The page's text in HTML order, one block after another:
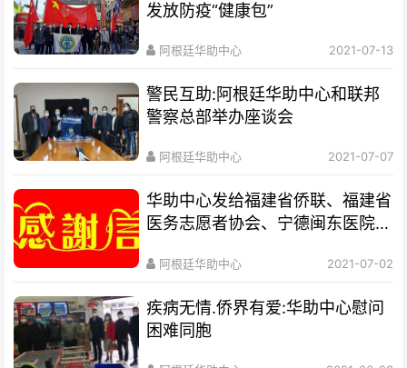
发放防疫“健康包”
阿根廷华助中心 2021-07-13
警民互助:阿根廷华助中心和联邦
警察总部举办座谈会
阿根廷华助中心 2021-07-07
华助中心发给福建省侨联、福建省
医务志愿者协会、宁德闽东医院的
阿根廷华助中心 2021-07-02
疾病无情.侨界有爱:华助中心慰问
困难同胞